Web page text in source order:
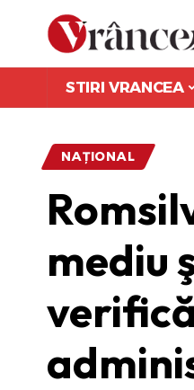
STIRI VRANCEA
NAȚIONAL
mediu